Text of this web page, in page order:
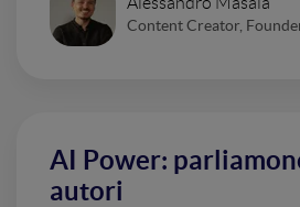
Content Creator,
AI Power:
autori